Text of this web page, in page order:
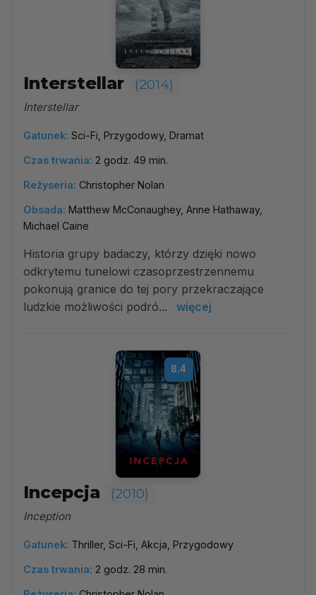
Interstellar (2014)
Interstellar
Gatunek: Sci-Fi, Przygodowy, Dramat
Czas trwania: 2 godz. 49 min.
Reżyseria: Christopher Nolan
Obsada: Matthew McConaughey, Anne Hathaway,
Michael Caine
Historia grupy badaczy, którzy dzięki nowo
odkrytemu tunelowi czasoprzestrzennemu
pokonują granice do tej pory przekraczające
ludzkie możliwości podró...
więcej
8.4
Incepcja (2010)
Inception
Gatunek: Thriller, Sci-Fi, Akcja, Przygodowy
Czas trwania: 2 godz. 28 min.